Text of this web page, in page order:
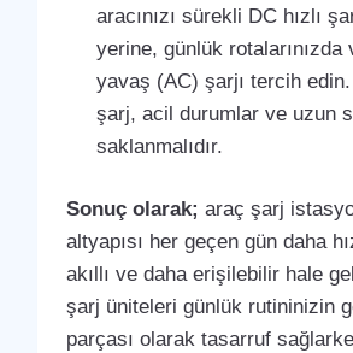
aracınızı sürekli DC hızlı
yerine, günlük rotalarınızda
yavaş (AC) şarjı tercih edin.
şarj, acil durumlar ve uzun
saklanmalıdır.
Sonuç olarak; araç şarj
altyapısı her geçen gün daha
akıllı ve daha erişilebilir hale
şarj üniteleri günlük rutininizin
parçası olarak tasarruf